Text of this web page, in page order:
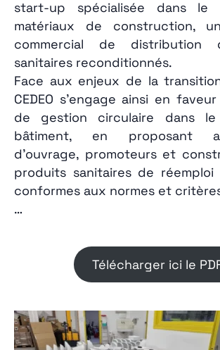
start-up spécialisée dans le
matériaux de construction,
commercial de distribution
sanitaires reconditionnés.
Face aux enjeux de la
CEDEO s’engage ainsi en
de gestion circulaire dans
bâtiment, en proposant
d’ouvrage, promoteurs et
produits sanitaires de réemploi
conformes aux normes et
…
Télécharger ici le